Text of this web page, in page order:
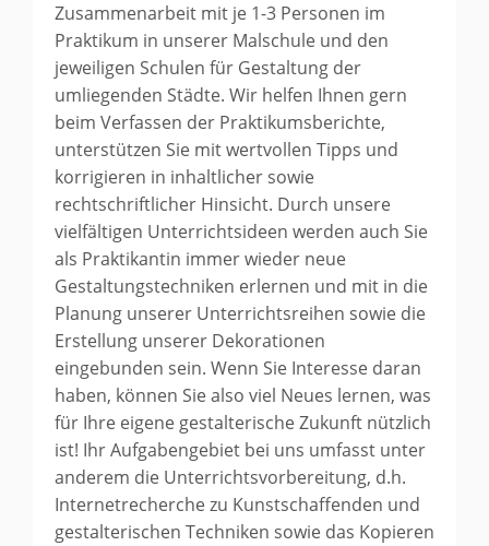
Zusammenarbeit mit je 1-3 Personen im
Praktikum in unserer Malschule und den
jeweiligen Schulen für Gestaltung der
umliegenden Städte. Wir helfen Ihnen gern
beim Verfassen der Praktikumsberichte,
unterstützen Sie mit wertvollen Tipps und
korrigieren in inhaltlicher sowie
rechtschriftlicher Hinsicht. Durch unsere
vielfältigen Unterrichtsideen werden auch Sie
als Praktikantin immer wieder neue
Gestaltungstechniken erlernen und mit in die
Planung unserer Unterrichtsreihen sowie die
Erstellung unserer Dekorationen
eingebunden sein. Wenn Sie Interesse daran
haben, können Sie also viel Neues lernen, was
für Ihre eigene gestalterische Zukunft nützlich
ist! Ihr Aufgabengebiet bei uns umfasst unter
anderem die Unterrichtsvorbereitung, d.h.
Internetrecherche zu Kunstschaffenden und
gestalterischen Techniken sowie das Kopieren